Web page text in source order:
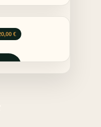
initial était : 24300,00 €.
€Le prix actuel est : 22220,00 €.